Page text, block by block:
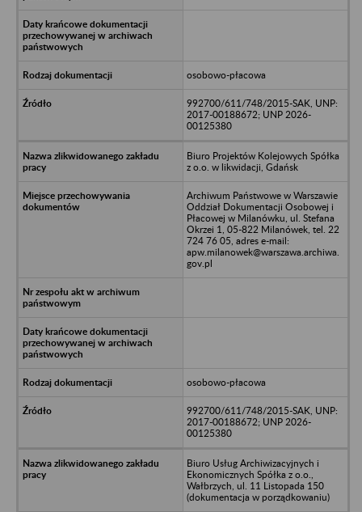
osobowo-płacowa
992700/611/748/2015-SAK, UNP:
2017-00188672; UNP 2026-
00125380
Biuro Projektów Kolejowych Spółka
z o.o. w likwidacji, Gdańsk
Archiwum Państwowe w Warszawie
Oddział Dokumentacji Osobowej i
Płacowej w Milanówku, ul. Stefana
Okrzei 1, 05-822 Milanówek, tel. 22
724 76 05, adres e-mail:
apw.milanowek@warszawa.archiwa.
gov.pl
osobowo-płacowa
992700/611/748/2015-SAK, UNP:
2017-00188672; UNP 2026-
00125380
Biuro Usług Archiwizacyjnych i
Ekonomicznych Spółka z o.o.,
Wałbrzych, ul. 11 Listopada 150
(dokumentacja w porządkowaniu)